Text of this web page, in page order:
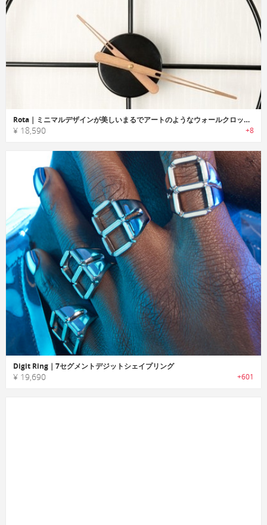
Rota｜ミニマルデザインが美しいまるでアートのようなウォールクロック「ロタ」
¥ 18,590 +8
Digit Ring｜7セグメントデジットシェイプリング
¥ 19,690 +601